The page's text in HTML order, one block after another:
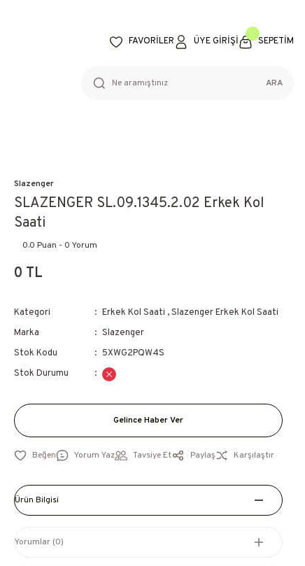
FAVORİLER ÜYE GİRİŞİ SEPETİM
ARA
Slazenger
SLAZENGER SL.09.1345.2.02 Erkek Kol
Saati
0.0 Puan - 0 Yorum
0 TL
Kategori Erkek Kol Saati ,Slazenger Erkek Kol Saati
Marka
Slazenger
Stok Kodu
5XWG2PQW4S
Stok Durumu
Gelince Haber Ver
Yorum Yaz Tavsiye Et Paylaş Karşılaştır
Ürün Bilgisi
Yorumlar (0)